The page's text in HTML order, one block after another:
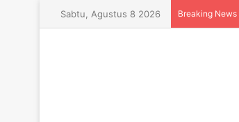
Sabtu, Agustus 8 2026 Breaking News